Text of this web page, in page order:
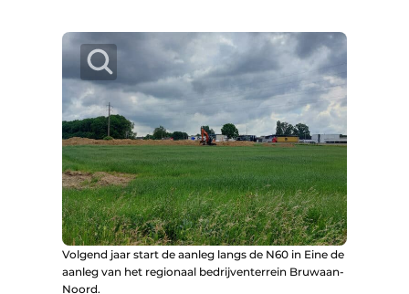
Volgend jaar start de aanleg langs de N60 in Eine de
aanleg van het regionaal bedrijventerrein Bruwaan-
Noord.